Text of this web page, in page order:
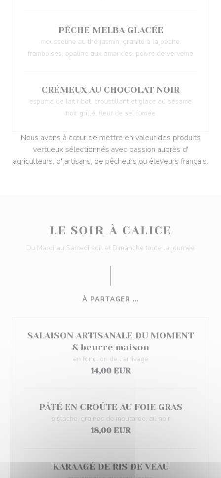
PÊCHE MELBA GLACÉE
mousseline au thé jasmin, granité à la pêche,
framboises, opaline aux amandes, poivre de verveine
CRÉMEUX AU CHOCOLAT NOIR
espuma de lait ribot, croustillant et glace au sésame
noir grillé, fleur de sel fumée
Nous avons à cœur de mettre en valeur des produits
vertueux sélectionnés avec passion auprès d'
agriculteurs, d' artisans, de pêcheurs ou éleveurs français.
LE SOIR À CALICE
Du Mardi au Samedi soir et Dimanche toute la journée
À PARTAGER ...
SALAISON ARTISANALE DU MOMENT
& beurre maison
en fonction de l’arrivage
14,00 EUR
PÂTÉ EN CROÛTE AU FOIE GRAS
pistache, graines de moutarde, ail noir
18,00 EUR
KARAAGÉ DE RIS DE VEAU